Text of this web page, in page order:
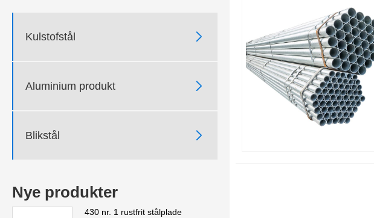
Kulstofstål 
Aluminium produkt 
Blikstål 
Nye produkter
430 nr. 1 rustfrit stålplade